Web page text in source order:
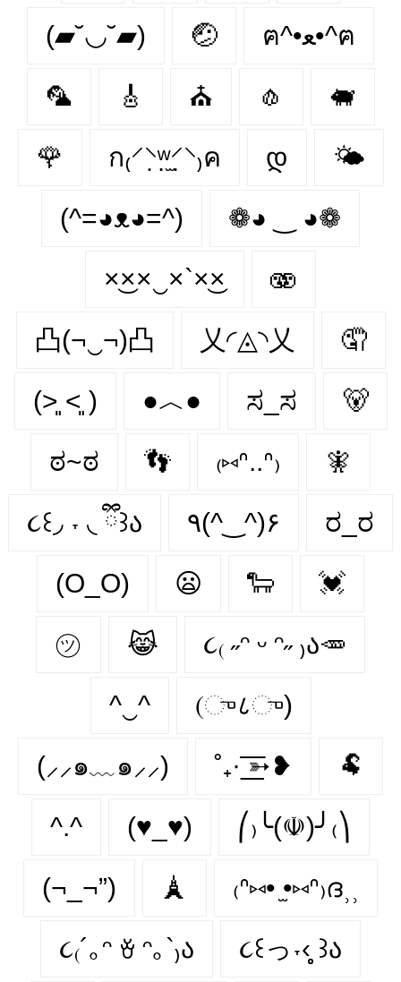
(▰˘◡˘▰) 🤕 ฅ^•ﻌ•^ฅ
🦜 🎸 ⛪ 🧄 🐖
🌹 ก₍⸍⸌̣ʷ̣̫⸍̣⸌₎ค დ 🌤
(^=◕ᴥ◕=^) ❁◕ ‿ ◕❁
×͜××‿×`×͜× 🫨
凸(¬‿¬)凸 乂◜◬◝乂 🤦
(˃͈ ˂͈ ) ●︿● ಸ_ಸ 🐻
ಠ~ಠ 👣 ₍⑅ᐢ..ᐢ₎ 🧚
૮꒰◞ ˕ ◟ ྀི꒱ა ٩(^‿^)۶ ರ_ರ
(O_O) 😦 🐑 💓
㋡ 😹 ૮₍ ˶ᵔ ᵕ ᵔ˶ ₎ა🥕
^‿^ (ு८ு)
(⸝⸝๑﹏๑⸝⸝) ˚₊· ͟͟͞͞➳❥ 🐏
^.^ (♥_♥) ⎛₎╰(☫)╯₍⎞
(¬_¬”) 🗼 ₍ᐢ⑅• ̫•⑅ᐢ₎ദ⸒⸒
૮₍´｡ᵔ ꈊ ᵔ｡`₎ა ૮꒰っ˕‹̥̥̥ ꒱ა